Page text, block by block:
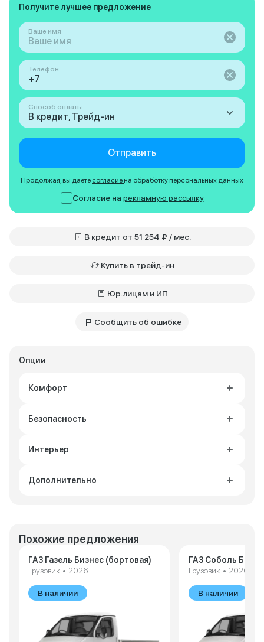
Опции
Комфорт
Безопасность
Интерьер
Дополнительно
Получите лучшее предложение
Ваше имя
Телефон
Способ оплаты
В кредит, Трейд-ин
Отправить
Продолжая, вы даете согласие на обработку персональных данных
Согласие на рекламную рассылку
В кредит от 51 254 ₽ / мес.
Купить в трейд-ин
Юр.лицам и ИП
Сообщить об ошибке
Похожие предложения
ГАЗ Газель Бизнес (бортовая)
Грузовик • 2026
В наличии
ГАЗ Соболь
Грузовик • 2026
В наличии